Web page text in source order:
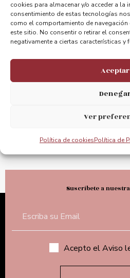
cookies para almacenar y/o acceder a
consentimiento de estas tecnologías
como el comportamiento de
este sitio. No consentir o retirar el
negativamente a ciertas características y
Aceptar
Ver
Política de cookiesPolítica de
Mantente
Apreciamos
Suscríbete a
Acepto el Aviso